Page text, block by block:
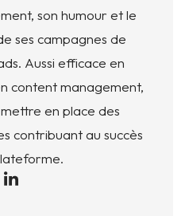
son humour et le
ses campagnes de
Aussi efficace en
content management,
en place des
contribuant au succès